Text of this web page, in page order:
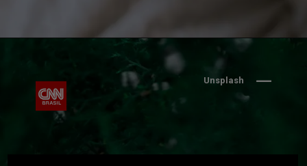
Unsplash